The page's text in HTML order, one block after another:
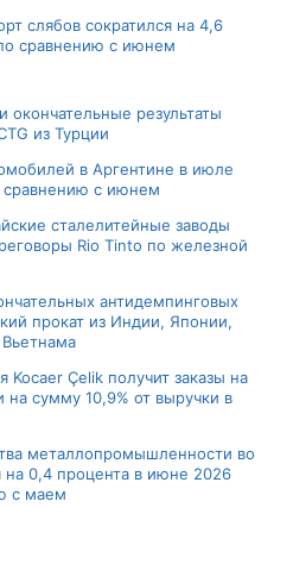
слябов сократился на 4,6
сравнению с июнем
результаты
из Турции
в Аргентине в июле
сравнению с июнем
сталелитейные заводы
Rio Tinto по железной
антидемпинговых
прокат из Индии, Японии,
Kocaer Çelik получит заказы на
сумму 10,9% от выручки в
металлопромышленности во
на 0,4 процента в июне 2026
с маем